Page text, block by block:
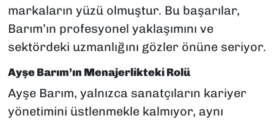
markaların yüzü olmuştur. Bu başarılar,
Barım’ın profesyonel yaklaşımını ve
sektördeki uzmanlığını gözler önüne seriyor.
Ayşe Barım’ın Menajerlikteki Rolü
Ayşe Barım, yalnızca sanatçıların kariyer
yönetimini üstlenmekle kalmıyor, aynı